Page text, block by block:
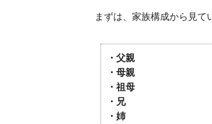
まずは、家族構成から見て
・父親
・母親
・祖母
・兄
・姉